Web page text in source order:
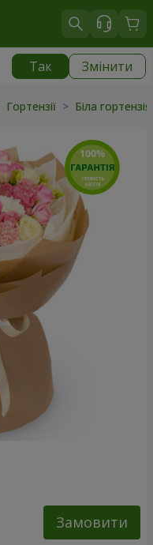
Так Змінити
Гортензії > Біла
Замовити